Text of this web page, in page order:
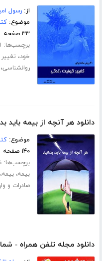
از:رسول
موضوع:
۳۳ صفحه
برچسب‌ها:
خود،
روانشناسی،
دانلود هر آنچه از بیمه باید
موضوع:
۱۴۰ صفحه
برچسب‌ها:
بیمه،بیمه،
صادرات و
دانلود مجله تلفن همراه - شماره